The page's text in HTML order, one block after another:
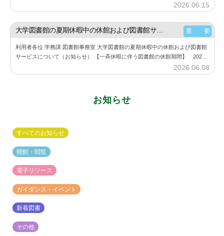
館
2026.06.15
神
2026.06.08
大学図書館の夏期休暇中の休館および図書館サービスについて（お知らせ） 重 要
利用者各位 学務課 図書館事務室 大学図書館の夏期休暇中の休館および図書館
サービスについて（お知らせ） 【一斉休暇に伴う図書館の休館期間】 2026
年8月11日（火） ～ 2026年8月23日（日） 詳細は、大学図書館…
お知らせ
すべてのお知らせ
開館・閲覧
電子リソース
ガイダンス・イベント
新着図書
その他